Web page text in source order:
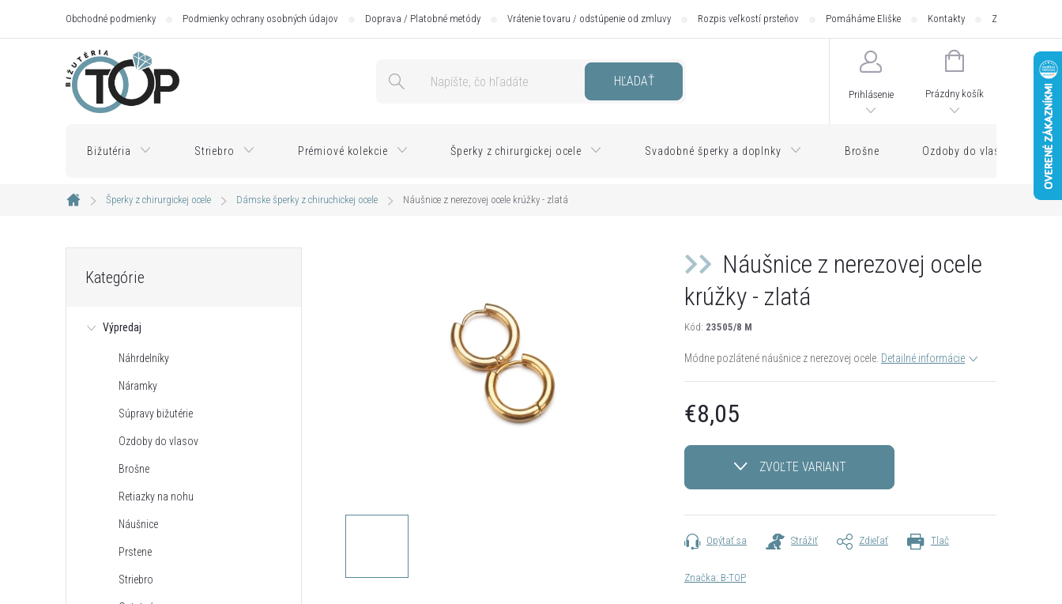
Obchodné podmienky Podmienky ochrany osobných údajov Doprava / Platobné metódy Vrátenie tovaru / odstúpenie od zmluvy Rozpis veľkostí prsteňov Pomáháme Eliške Kontakty Zásilkovna -
HĽADAŤ
Prihlásenie
NÁKUPNÝ
Prázdny košík
Bižutéria Striebro Prémiové kolekcie Šperky z chirurgickej ocele Svadobné šperky a doplnky Brošne Ozdoby do vlasov
Domov
Šperky z chirurgickej ocele Dámske šperky z chiruchickej ocele Náušnice z nerezovej ocele krúžky - zlatá
kategórie
Kategórie
Výpredaj
Náhrdelníky
Náramky
Súpravy bižutérie
Ozdoby do vlasov
Brošne
Retiazky na nohu
Náušnice
Prstene
Striebro
Náušnice z nerezovej ocele
krúžky - zlatá
Kód: 23505/8 M
Módne pozlátené náušnice z nerezovej ocele. Detailné informácie
€8,05
cena:
ZVOĽTE VARIANT
Tlač
Opýtať sa Strážiť Zdieľať
Značka: B-TOP